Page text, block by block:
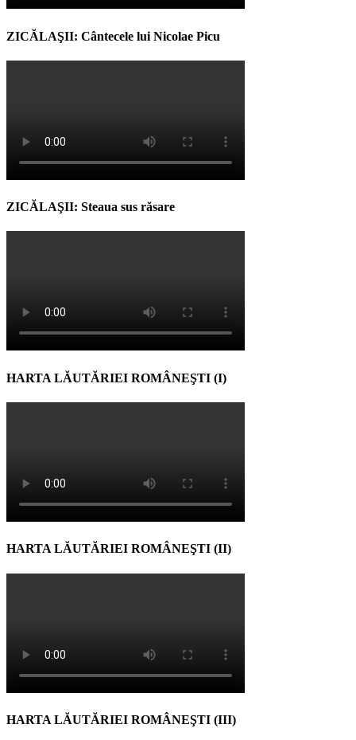
ZICĂLAŞII: Cântecele lui Nicolae Picu
ZICĂLAŞII: Steaua sus răsare
HARTA LĂUTĂRIEI ROMÂNEŞTI (I)
HARTA LĂUTĂRIEI ROMÂNEŞTI (II)
HARTA LĂUTĂRIEI ROMÂNEŞTI (III)